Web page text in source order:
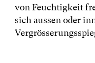
von Feuchtigkeit
sich aussen oder